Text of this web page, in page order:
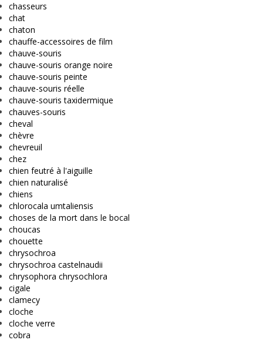
chasseurs
chat
chaton
chauffe-accessoires de film
chauve-souris
chauve-souris orange noire
chauve-souris peinte
chauve-souris réelle
chauve-souris taxidermique
chauves-souris
cheval
chèvre
chevreuil
chez
chien feutré à l'aiguille
chien naturalisé
chiens
chlorocala umtaliensis
choses de la mort dans le bocal
choucas
chouette
chrysochroa
chrysochroa castelnaudii
chrysophora chrysochlora
cigale
clamecy
cloche
cloche verre
cobra